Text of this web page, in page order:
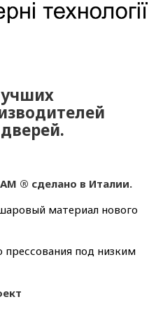
® сделано в Италии.
материал нового
под низким